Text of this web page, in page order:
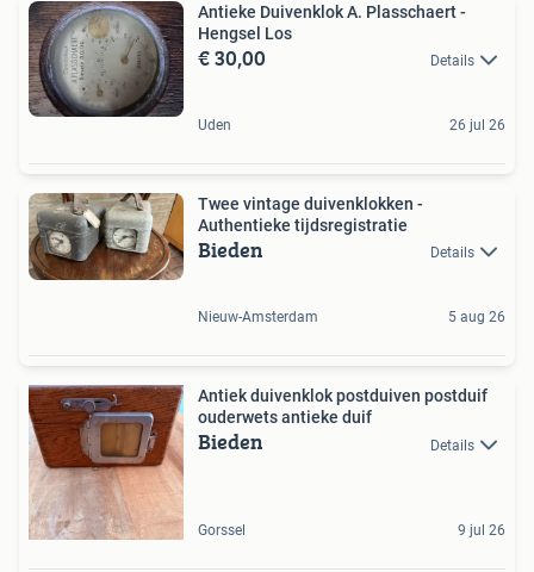
Antieke Duivenklok A. Plasschaert -
Hengsel Los
€ 30,00 Details
Uden 26 jul 26
Twee vintage duivenklokken -
Authentieke tijdsregistratie
Bieden Details
Nieuw-Amsterdam 5 aug 26
Antiek duivenklok postduiven postduif
ouderwets antieke duif
Bieden Details
Gorssel 9 jul 26